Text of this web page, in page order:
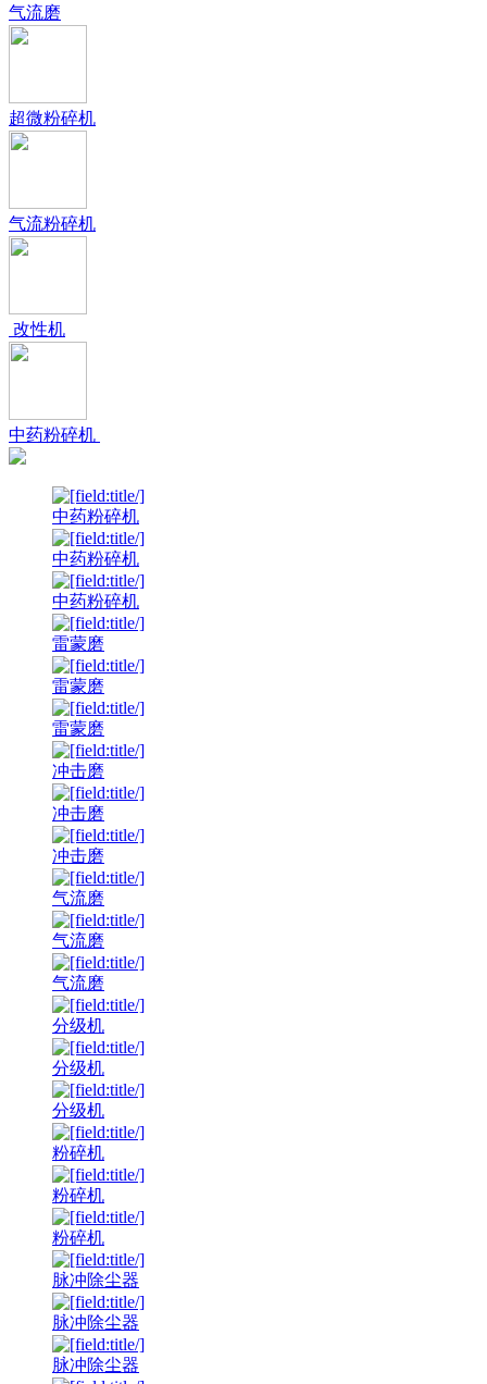
气流磨
超微粉碎机
气流粉碎机
改性机
中药粉碎机
中药粉碎机
中药粉碎机
中药粉碎机
雷蒙磨
雷蒙磨
雷蒙磨
冲击磨
冲击磨
冲击磨
气流磨
气流磨
气流磨
分级机
分级机
分级机
粉碎机
粉碎机
粉碎机
脉冲除尘器
脉冲除尘器
脉冲除尘器